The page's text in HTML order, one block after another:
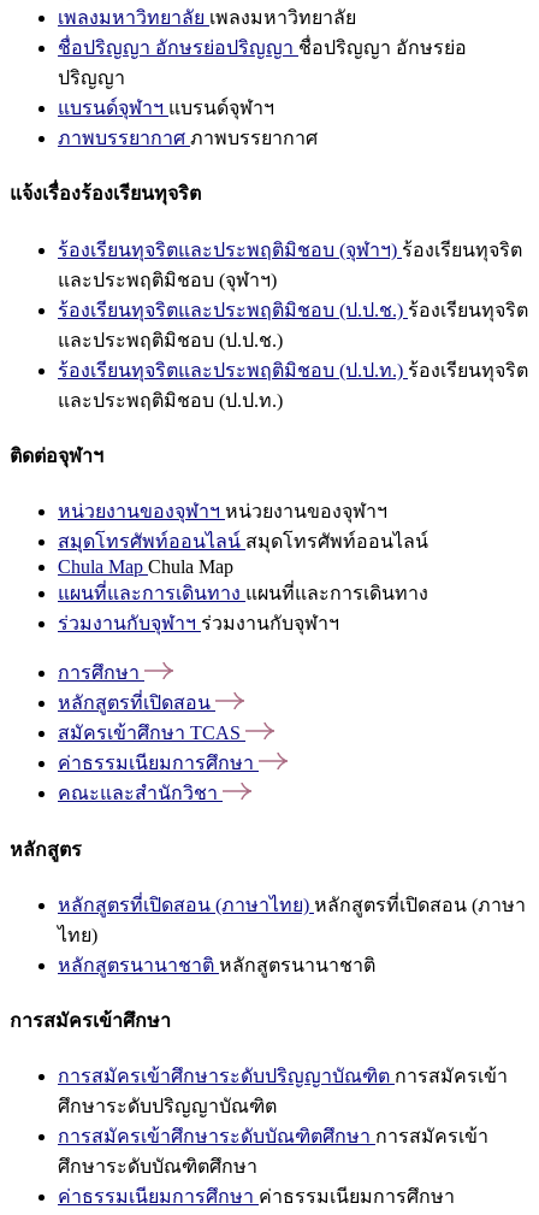
เพลงมหาวิทยาลัย เพลงมหาวิทยาลัย
ชื่อปริญญา อักษรย่อปริญญา ชื่อปริญญา อักษรย่อ
ปริญญา
แบรนด์จุฬาฯ แบรนด์จุฬาฯ
ภาพบรรยากาศ ภาพบรรยากาศ
แจ้งเรื่องร้องเรียนทุจริต
ร้องเรียนทุจริตและประพฤติมิชอบ (จุฬาฯ) ร้องเรียนทุจริต
และประพฤติมิชอบ (จุฬาฯ)
ร้องเรียนทุจริตและประพฤติมิชอบ (ป.ป.ช.) ร้องเรียนทุจริต
และประพฤติมิชอบ (ป.ป.ช.)
ร้องเรียนทุจริตและประพฤติมิชอบ (ป.ป.ท.) ร้องเรียนทุจริต
และประพฤติมิชอบ (ป.ป.ท.)
ติดต่อจุฬาฯ
หน่วยงานของจุฬาฯ หน่วยงานของจุฬาฯ
สมุดโทรศัพท์ออนไลน์ สมุดโทรศัพท์ออนไลน์
Chula Map Chula Map
แผนที่และการเดินทาง แผนที่และการเดินทาง
ร่วมงานกับจุฬาฯ ร่วมงานกับจุฬาฯ
การศึกษา
หลักสูตรที่เปิดสอน
สมัครเข้าศึกษา TCAS
ค่าธรรมเนียมการศึกษา
คณะและสำนักวิชา
หลักสูตร
หลักสูตรที่เปิดสอน (ภาษาไทย) หลักสูตรที่เปิดสอน (ภาษา
ไทย)
หลักสูตรนานาชาติ หลักสูตรนานาชาติ
การสมัครเข้าศึกษา
การสมัครเข้าศึกษาระดับปริญญาบัณฑิต การสมัครเข้า
ศึกษาระดับปริญญาบัณฑิต
การสมัครเข้าศึกษาระดับบัณฑิตศึกษา การสมัครเข้า
ศึกษาระดับบัณฑิตศึกษา
ค่าธรรมเนียมการศึกษา ค่าธรรมเนียมการศึกษา